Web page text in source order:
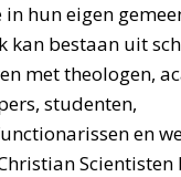
hun eigen
kan bestaan uit
met theologen,
studenten,
en